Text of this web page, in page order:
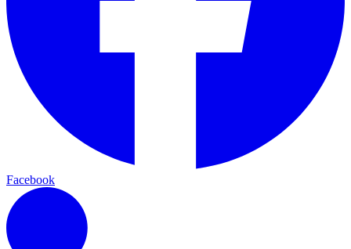
Facebook